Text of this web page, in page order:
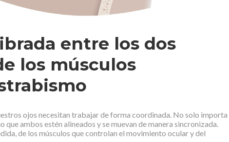
entre los dos
los músculos
ojos necesitan trabajar de forma coordinada. No solo importa
que ambos estén alineados y se muevan de manera sincronizada.
de los músculos que controlan el movimiento ocular y del